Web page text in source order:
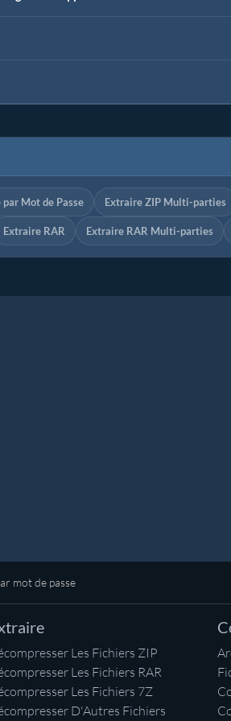
Mot de Passe Extraire ZIP Multi-parties
Extraire RAR Extraire RAR Multi-parties
mot de passe
Les Fichiers ZIP
Les Fichiers RAR
Les Fichiers 7Z
D'Autres Fichiers